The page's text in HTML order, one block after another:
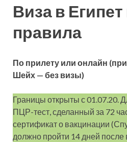
Виза в Египет
правила
По прилету или онлайн
Шейх — без визы)
Границы открыты с 01.07.20.
ПЦР-тест, сделанный за 72
сертификат о вакцинации
должно пройти 14 дней